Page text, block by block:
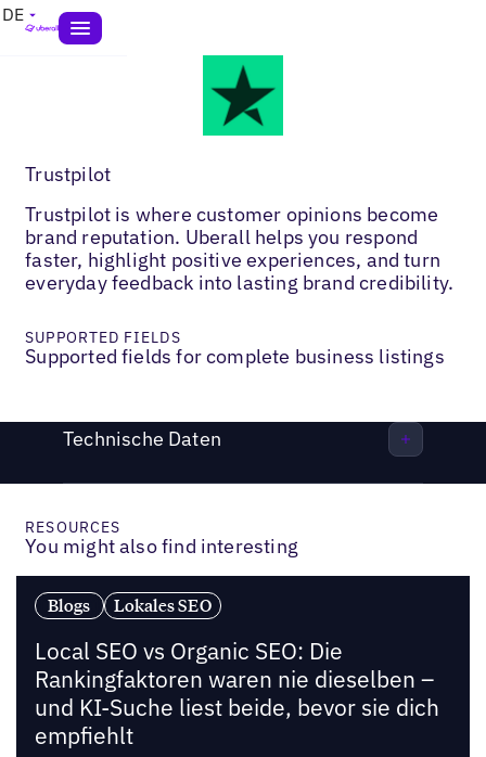
DE
Trustpilot
Trustpilot is where customer opinions become
brand reputation. Uberall helps you respond
faster, highlight positive experiences, and turn
everyday feedback into lasting brand credibility.
SUPPORTED FIELDS
Supported fields for complete business listings
Technische Daten
RESOURCES
You might also find interesting
Blogs Lokales SEO
Local SEO vs Organic SEO: Die
Rankingfaktoren waren nie dieselben –
und KI-Suche liest beide, bevor sie dich
empfiehlt